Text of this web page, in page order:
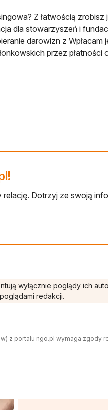
Z łatwością zrobisz
dla stowarzyszeń i
darowizn z Wpłacam
przez płatności
Dotrzyj ze swoją
wyłącznie poglądy ich
redakcji.
z portalu ngo.pl wymaga zgody